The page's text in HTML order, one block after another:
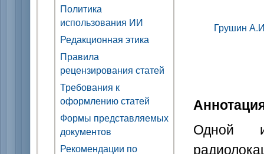
Политика
использования ИИ
Редакционная этика
Правила
рецензирования статей
Требования к
оформлению статей
Формы представляемых
документов
Рекомендации по
Грушин
Одной